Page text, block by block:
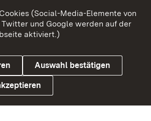
Barrierefreiheit
Cookies
(Social-Media-Elemente von
und Google werden auf der
aktiviert.)
Auswahl bestätigen